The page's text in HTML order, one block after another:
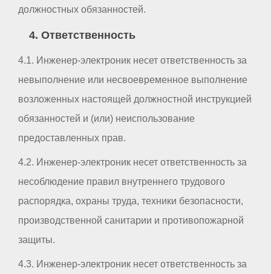
должностных обязанностей.
4. Ответственность
4.1. Инженер-электроник несет ответственность за
невыполнение или несвоевременное выполнение
возложенных настоящей должностной инструкцией
обязанностей и (или) неиспользование
предоставленных прав.
4.2. Инженер-электроник несет ответственность за
несоблюдение правил внутреннего трудового
распорядка, охраны труда, техники безопасности,
производственной санитарии и противопожарной
защиты.
4.3. Инженер-электроник несет ответственность за